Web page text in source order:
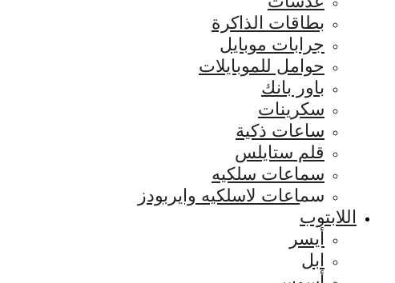
بطاقات الذاكرة
جرابات موبايل
حوامل للموبايلات
باور بانك
سكرينات
ساعات ذكية
قلم ستايلس
سماعات سلكيه
سماعات لاسلكيه وايربودز
اللابتوب
أيسر
ابل